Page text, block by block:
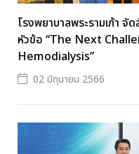
โรงพยาบาลพระรามเก้า จั
หัวข้อ “The Next
Hemodialysis”
02 มิถุนายน 2566